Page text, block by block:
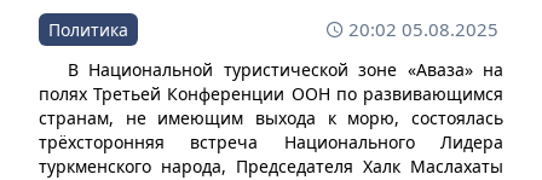
Политика 20:02 05.08.2025
В Национальной туристической зоне «Аваза» на
полях Третьей Конференции ООН по развивающимся
странам, не имеющим выхода к морю, состоялась
трёхсторонняя встреча Национального Лидера
туркменского народа, Председателя Халк Маслахаты